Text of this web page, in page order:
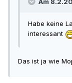
Am
Habe keine
interessant
Das ist ja wie